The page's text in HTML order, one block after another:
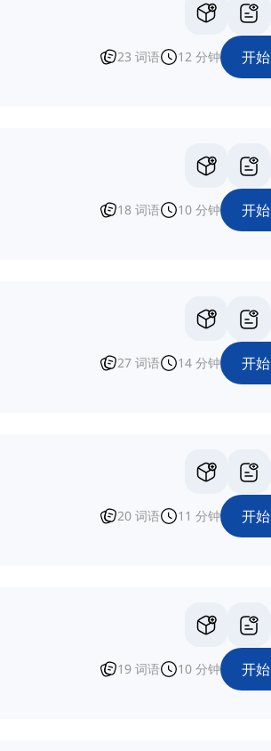
23 词语 12 分钟 开始
18 词语 10 分钟 开始
27 词语 14 分钟 开始
20 词语 11 分钟 开始
19 词语 10 分钟 开始